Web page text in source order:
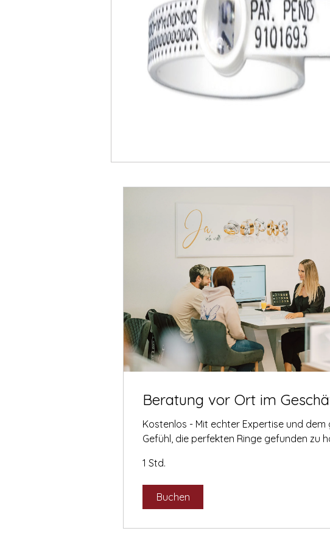
Beratung vor Ort im
Kostenlos - Mit echter Expertise und dem
Gefühl, die perfekten Ringe gefunden zu
1 Std.
Buchen